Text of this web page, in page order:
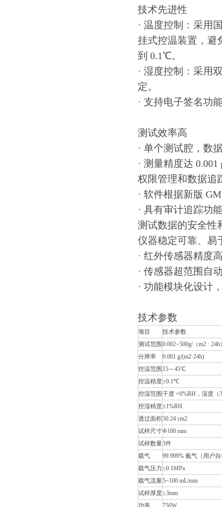
技术先进性
· 温度控制：采用
挂式控温装置，避
到 0.1℃。
· 湿度控制：采用
定。
· 支持电子签名功
测试效率高
· 单个测试腔，数
· 测量精度达
权限管理和数据追
· 软件根据新版
· 具有审计追踪功
测试数据的安全性
仪器稳定可靠、易
· 红外传感器精度
· 传感器超范围自
· 功能模块化设计
技术参数
项目
技术参数
测试范围 0.002~500g/（m2 · 24h
分辨率
0.001 g/(m2·24h)
控温范围 15～45℃
控温精度±0.1℃
控湿范围 干度 =0%RH，湿度（
控湿精度±1%RH
透过面积50.24 cm2
试样尺寸Φ100 mm
试样数量3件
载气
99.999% 氮气（用户
载气压力≥0.1MPa
载气流量5~100 mL/min
试样厚度≤3mm
功率
750W